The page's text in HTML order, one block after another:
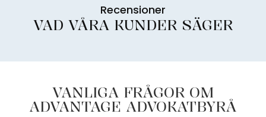
Recensioner
VAD VÅRA KUNDER SÄGER
VANLIGA FRÅGOR OM
ADVANTAGE ADVOKATBYRÅ